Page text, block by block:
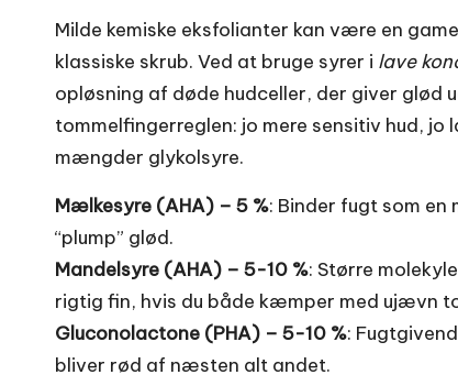
Milde kemiske eksfolianter kan være en
klassiske skrub. Ved at bruge syrer i lave
opløsning af døde hudceller, der giver glød
tommelfingerreglen: jo mere sensitiv hud,
mængder glykolsyre.
Mælkesyre (AHA) – 5 %: Binder fugt som
“plump” glød.
Mandelsyre (AHA) – 5-10 %: Større
rigtig fin, hvis du både kæmper med ujævn
Gluconolactone (PHA) – 5-10 %:
bliver rød af næsten alt andet.